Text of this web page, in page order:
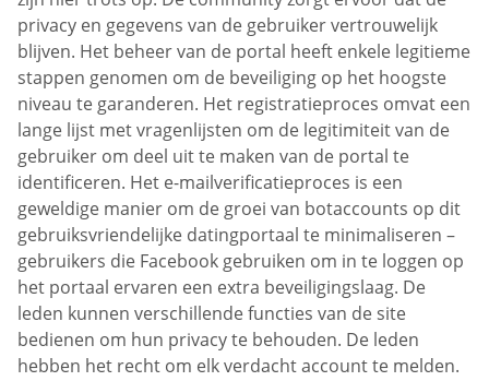
privacy en gegevens van de gebruiker vertrouwelijk
blijven. Het beheer van de portal heeft enkele legitieme
stappen genomen om de beveiliging op het hoogste
niveau te garanderen. Het registratieproces omvat een
lange lijst met vragenlijsten om de legitimiteit van de
gebruiker om deel uit te maken van de portal te
identificeren. Het e-mailverificatieproces is een
geweldige manier om de groei van botaccounts op dit
gebruiksvriendelijke datingportaal te minimaliseren –
gebruikers die Facebook gebruiken om in te loggen op
het portaal ervaren een extra beveiligingslaag. De
leden kunnen verschillende functies van de site
bedienen om hun privacy te behouden. De leden
hebben het recht om elk verdacht account te melden.